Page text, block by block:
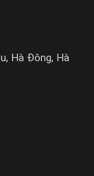
Hà Đông, Hà